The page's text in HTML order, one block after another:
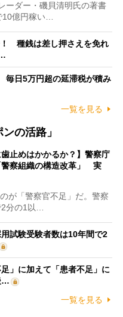
ーダー・磯貝清明氏の著書
10億円稼い…
！ 種銭は差し押さえを免れ
毎日5万円超の延滞税が積み
一覧を見る
の活路」
歯止めはかかるか？】警察庁
警察組織の構造改革」 実
が「警察官不足」だ。警察
2分の1以…
試験受験者数は10年間で2
」に加えて「患者不足」に
…
一覧を見る